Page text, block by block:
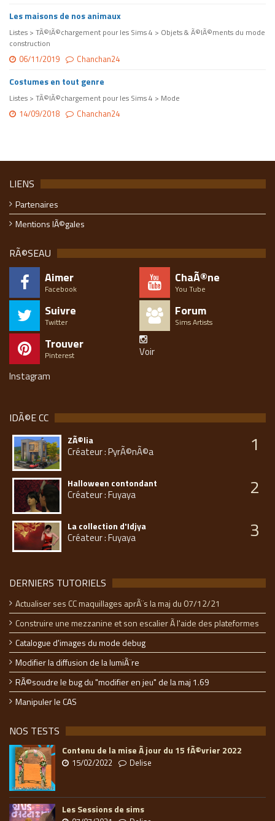
Les maisons de nos animaux
Listes > TÃ©lÃ©chargement pour les Sims 4 > Objets & Ã©lÃ©ments du mode
construction
06/11/2019 Chanchan24
Costumes en tout genre
Listes > TÃ©lÃ©chargement pour les Sims 4 > Mode
14/09/2018 Chanchan24
LIENS
Partenaires
Mentions lÃ©gales
RÃ©SEAU
Aimer
Facebook
ChaÃ®ne
You Tube
Suivre
Twitter
Forum
Sims Artists
Trouver
Pinterest
Voir
Instagram
IDÃ©E CC
ZÃ©lia
Créateur : PyrÃ©nÃ©a 1
Halloween contondant
Créateur : Fuyaya 2
La collection d'Idjya
Créateur : Fuyaya 3
DERNIERS TUTORIELS
Actualiser ses CC maquillages aprÃ¨s la maj du 07/12/21
Construire une mezzanine et son escalier Ã l'aide des plateformes
Catalogue d'images du mode debug
Modifier la diffusion de la lumiÃ¨re
RÃ©soudre le bug du "modifier en jeu" de la maj 1.69
Manipuler le CAS
NOS TESTS
Contenu de la mise Ã jour du 15 fÃ©vrier 2022
15/02/2022 Delise
Les Sessions de sims